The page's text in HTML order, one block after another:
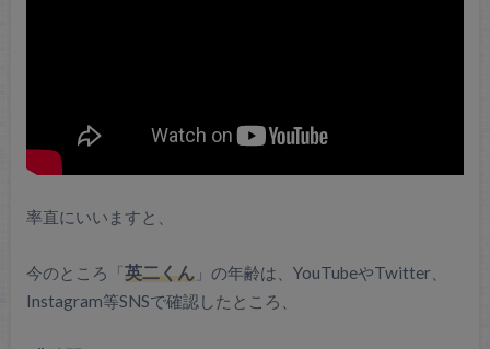
率直にいいますと、
今のところ「英二くん」の年齢は、YouTubeやTwitter、
Instagram等SNSで確認したところ、